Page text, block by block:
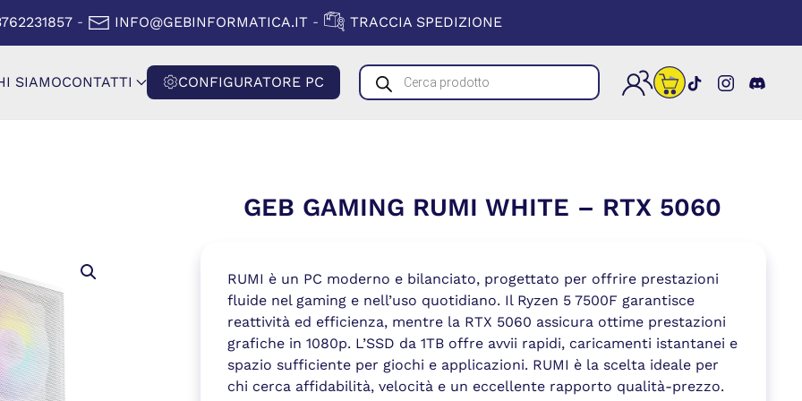
FINESTRA)
- INFO@GEBINFORMATICA.IT (SI APRE IN UNA NUOVA FINESTRA)
- TRACCIA SPEDIZIONE
SIAMOCONTATTI CONFIGURATORE PC
Products
search
(si apre in
(si apre
GEB GAMING RUMI WHITE – RTX 5060
RUMI è un PC moderno e bilanciato, progettato per offrire prestazioni
fluide nel gaming e nell’uso quotidiano. Il Ryzen 5 7500F garantisce
reattività ed efficienza, mentre la RTX 5060 assicura ottime prestazioni
grafiche in 1080p. L’SSD da 1TB offre avvii rapidi, caricamenti istantanei e
spazio sufficiente per giochi e applicazioni. RUMI è la scelta ideale per
chi cerca affidabilità, velocità e un eccellente rapporto qualità-prezzo.